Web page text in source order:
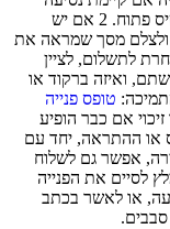
פעילה או היסטוריית נסיעות שמציגה כרטיס פתוח. 2 אם יש
ולצלם מסך שמראה את
אחרת לתשלום, לציין
ואיזה ברקוד או
טופס פנייה
אם כבר הופיע
או ההתראה, יחד עם
מהירה, אפשר גם לשלוח
לסיים את הפנייה
או לאשר בכתב
סבבים.